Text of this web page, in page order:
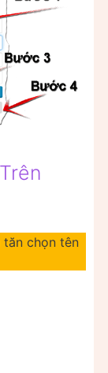
chọn tên